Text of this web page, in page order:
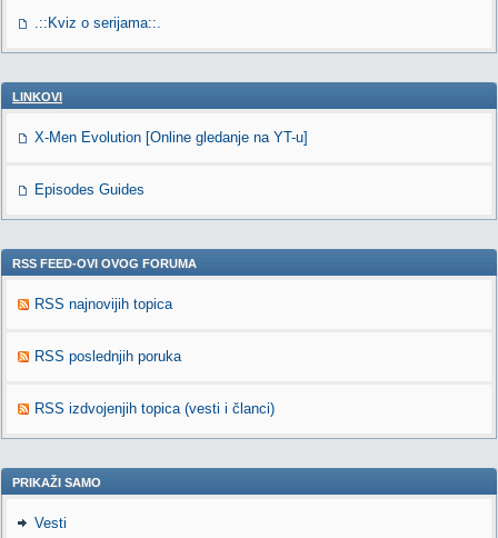
.::Kviz o serijama::.
LINKOVI
X-Men Evolution [Online gledanje na YT-u]
Episodes Guides
RSS FEED-OVI OVOG FORUMA
RSS najnovijih topica
RSS poslednjih poruka
RSS izdvojenjih topica (vesti i članci)
PRIKAŽI SAMO
Vesti